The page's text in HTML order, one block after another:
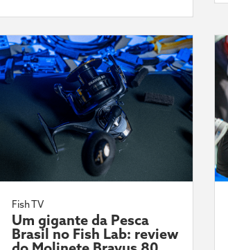
Fish TV
Um gigante da Pesca
Brasil no Fish Lab: review